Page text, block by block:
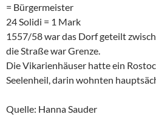
= Bürgermeister
24 Solidi = 1 Mark
1557/58 war das Dorf geteilt
die Straße war Grenze.
Die Vikarienhäuser hatte ein
Seelenheil, darin wohnten
Quelle: Hanna Sauder